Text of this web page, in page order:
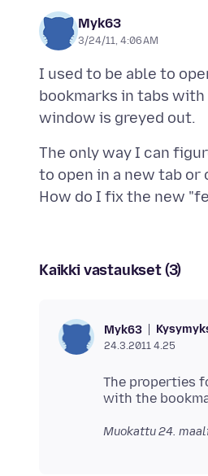
Myk63
3/24/11, 4:06 AM
I used to be able to
bookmarks in tabs with
The only way I can
to open in a new tab or
Kaikki vastaukset (3)
Myk63
24.3.2011 4.25
The properties
Muokattu24.